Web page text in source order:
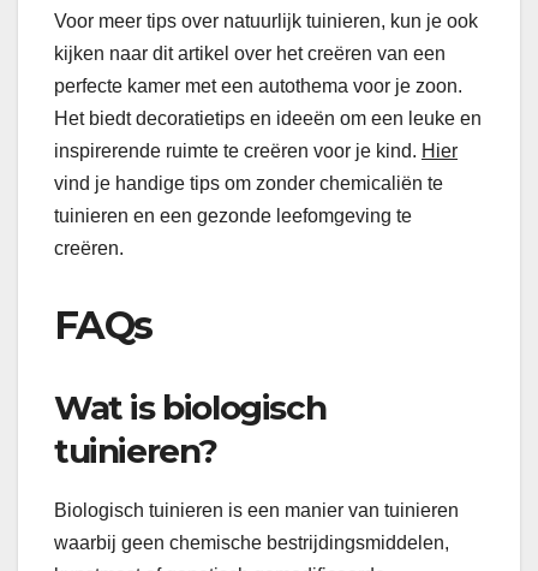
Voor meer tips over natuurlijk tuinieren, kun je ook
kijken naar dit artikel over het creëren van een
perfecte kamer met een autothema voor je zoon.
Het biedt decoratietips en ideeën om een leuke en
inspirerende ruimte te creëren voor je kind. Hier
vind je handige tips om zonder chemicaliën te
tuinieren en een gezonde leefomgeving te
creëren.
FAQs
Wat is biologisch
tuinieren?
Biologisch tuinieren is een manier van tuinieren
waarbij geen chemische bestrijdingsmiddelen,